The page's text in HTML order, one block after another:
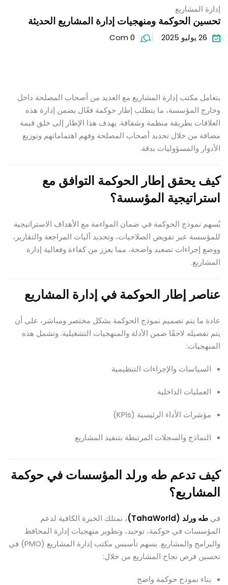
إدارة المشاريع
تحسين الحوكمة ومنهجيات إدارة المشاريع الحديثة
26 يوليو 2025
Com 0
يتعامل مكتب إدارة المشاريع مع العديد من أصحاب المصلحة داخل
وخارج المؤسسة، ما يتطلب إطار حوكمة فعّال يضمن إدارة هذه
العلاقات بطريقة منظمة وشفافة. يهدف هذا الإطار إلى خلق قيمة
مضافة من خلال تحديد أصحاب المصلحة وفهم اهتماماتهم وتوزيع
الأدوار والمسؤوليات بدقة.
كيف يحقق إطار الحوكمة التوافق مع
استراتيجية المؤسسة؟
يُسهم نموذج الحوكمة في ضمان المواءمة مع الأهداف الاستراتيجية
للمؤسسة عبر تفويض الصلاحيات، وتحديد آليات المراجعة والتقارير،
ووضع إجراءات تصعيد واضحة، مما يعزز من كفاءة وفعالية إدارة
المشاريع.
عناصر إطار الحوكمة في إدارة المشاريع
عادة ما يتم تصميم نموذج الحوكمة بشكل مختصر ومباشر، على أن
يتم تفصيله لاحقًا ضمن الأدلة والمنهجيات التشغيلية. وتشمل هذه
المنهجيات:
السياسات والإجراءات التنظيمية
العمليات الداخلية
مؤشرات الأداء الرئيسية (KPIs)
النماذج والسجلات المرتبطة بتنفيذ المشاريع
كيف تدعم طه ورلد المؤسسات في حوكمة
المشاريع؟
في طه ورلد (TahaWorld)
، نمتلك الخبرة الكافية لدعم
المؤسسات في حوكمة، توحيد، وتطوير منهجيات إدارة المحافظ
والبرامج والمشاريع. يسهم تأسيس مكتب إدارة المشاريع (PMO) في
تحسين فرص نجاح المشاريع من خلال:
بناء نموذج حوكمة واضح